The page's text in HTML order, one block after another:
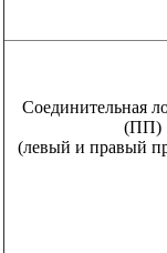
Соединительная
(ПП)
(левый и правый